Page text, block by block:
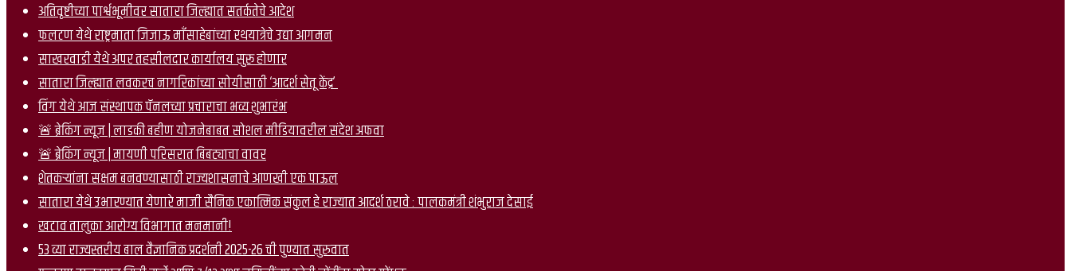
अतिवृष्टीच्या पार्श्वभूमीवर सातारा जिल्ह्यात सतर्कतेचे आदेश
फलटण येथे राष्ट्रमाता जिजाऊ माँसाहेबांच्या रथयात्रेचे उद्या आगमन
साखरवाडी येथे अपर तहसीलदार कार्यालय सुरू होणार
सातारा जिल्ह्यात लवकरच नागरिकांच्या सोयीसाठी ‘आदर्श सेतू केंद्र’
विंग येथे आज संस्थापक पॅनलच्या प्रचाराचा भव्य शुभारंभ
🚨 ब्रेकिंग न्यूज | लाडकी बहीण योजनेबाबत सोशल मीडियावरील संदेश अफवा
🚨 ब्रेकिंग न्यूज | मायणी परिसरात बिबट्याचा वावर
शेतकऱ्यांना सक्षम बनवण्यासाठी राज्यशासनाचे आणखी एक पाऊल
सातारा येथे उभारण्यात येणारे माजी सैनिक एकात्मिक संकुल हे राज्यात आदर्श ठरावे : पालकमंत्री शंभुराज देसाई
खटाव तालुका आरोग्य विभागात मनमानी!
53 व्या राज्यस्तरीय बाल वैज्ञानिक प्रदर्शनी 2025-26 ची पुण्यात सुरुवात